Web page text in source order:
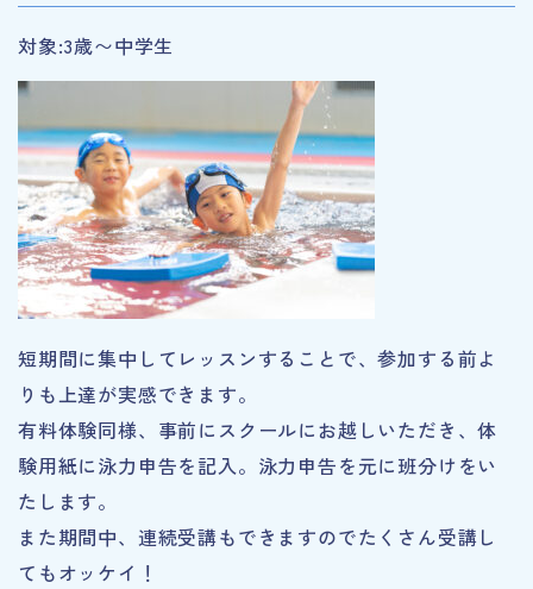
対象:3歳〜中学生
短期間に集中してレッスンすることで、参加する前よ
りも上達が実感できます。
有料体験同様、事前にスクールにお越しいただき、体
験用紙に泳力申告を記入。泳力申告を元に班分けをい
たします。
また期間中、連続受講もできますのでたくさん受講し
てもオッケイ！